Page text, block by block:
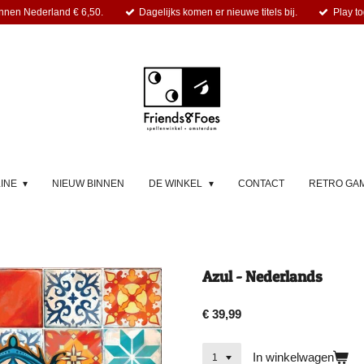
Nederland € 6,50. Dagelijks komen er nieuwe titels bij. Play
NIEUW BINNEN DE WINKEL CONTACT RETRO
Azul - Nederlands
€ 39,99
In winkelwagen